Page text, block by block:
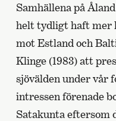
Samhällena på
helt tydligt haft mer
mot Estland och
Klinge (1983) att
sjövälden under vår
intressen förenade
Satakunta eftersom